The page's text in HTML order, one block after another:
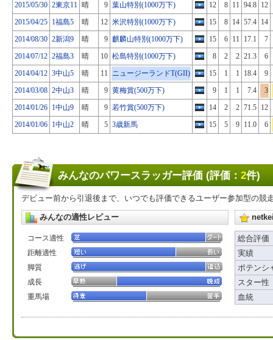
2015/05/30 2東京11 晴 9 葉山特別(1000万下) 12 8 11 94.8 12
2015/04/25 1福島5 晴 12 米沢特別(1000万下) 15 8 14 57.4 14
2014/08/30 2新潟9 晴 9 麒麟山特別(1000万下) 15 6 11 17.1 7
2014/07/12 2福島3 晴 10 松島特別(1000万下) 8 2 2 21.3
6
2014/04/12 3中山5 晴 11 ニュージーランドT(GII) 15 1 1 18.4 9
2014/03/08 2中山3 晴 9 黄梅賞(500万下) 9 1 1 7.4
3
2014/01/26 1中山9 晴 9 若竹賞(500万下) 14 2 2 71.5 12
2014/01/06 1中山2 晴 5 3歳新馬 15 5 9 11.0 6
みんなのパワースラッガー評価 (評価： 2件)
デビュー前から引退後まで、いつでも評価できるユーザー参加型の競
みんなの適性レビュー
コース適性
距離適性
脚質
成長
重馬場
総合評価
実績
ポテンシ
スター性
血統